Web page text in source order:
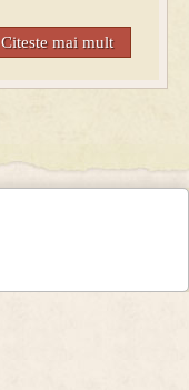
Citeste mai mult